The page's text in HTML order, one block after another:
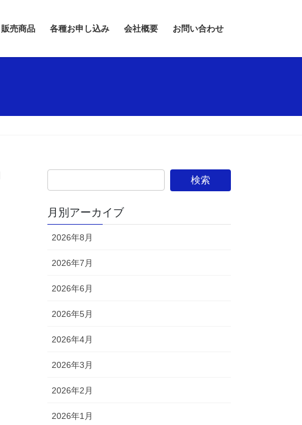
販売商品 各種お申し込み 会社概要 お問い合わせ
月別アーカイブ
2026年8月
2026年7月
2026年6月
2026年5月
2026年4月
2026年3月
2026年2月
2026年1月